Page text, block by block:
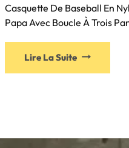
Casquette De Baseball En
Papa Avec Boucle À Trois
Lire La Suite